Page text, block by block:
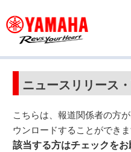
ニュースリリース
こちらは、報道関係者の方
ウンロードすることができま
該当する方はチェックをお